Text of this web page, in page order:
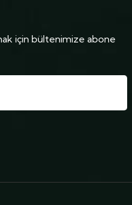
için bültenimize abone